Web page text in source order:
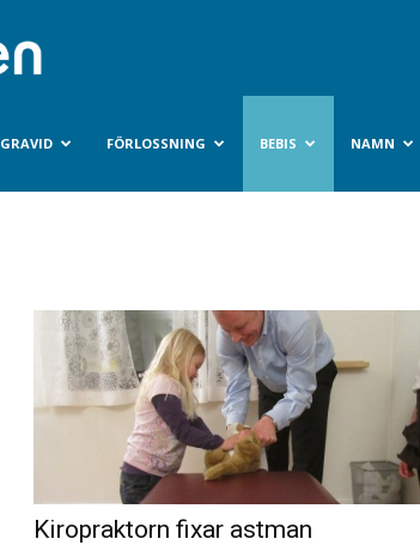
GRAVID FÖRLOSSNING BEBIS NAMN
Kiropraktorn fixar astman